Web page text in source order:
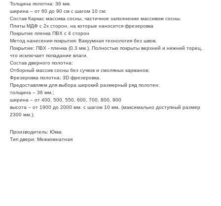
Толщина полотна: 36 мм.
ширина – от 60 до 90 см с шагом 10 см;
Состав Каркас массива сосны, частичное заполнение массивом сосны.
Плиты МДФ с 2х сторон, на которые наносится фрезеровка
Покрытие пленка ПВХ с 4 сторон
Метод нанесения покрытия: Вакуумная технология без швов.
Покрытие: ПВХ - пленка (0.3 мм.). Полностью покрыты верхний и нижний торец,
что исключает попадание влаги.
Состав дверного полотна:
Отборный массив сосны без сучков и смоляных карманов;
Фрезеровка полотна: 3D фрезеровка.
Предоставляем для выбора широкий размерный ряд полотен:
толщина – 36 мм.;
ширина – от 400, 500, 550, 600, 700, 800, 900
высота – от 1900 до 2000 мм. с шагом 10 мм. (максимально доступный размер
2300 мм.).
Производитель: Юкка
Тип двери: Межкомнатная